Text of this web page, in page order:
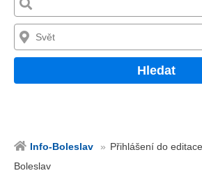
Hledat
Info-Boleslav
Přihlášení do
Boleslav